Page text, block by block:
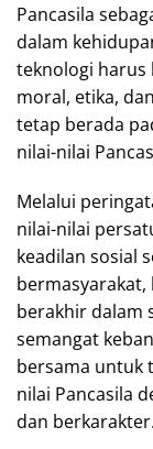
Pancasila
dalam
teknologi harus
moral, etika,
tetap berada
nilai-nilai
Melalui
nilai-nilai
keadilan sosial
bermasyarakat,
berakhir dalam
semangat
bersama untuk
nilai Pancasila
dan